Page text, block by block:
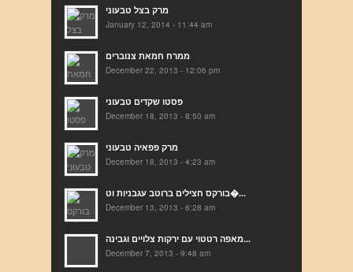
מרק בצל טבעוני
January 12, 2014 - 11:44 am
ממרח חמאת צנוברים
December 22, 2013 - 12:06 pm
פסטו שקדים טבעוני
December 18, 2013 - 8:50 am
מרק פפאיה טבעוני
December 18, 2013 - 4:23 am
בורקס חצילים ברוטב עגבניות וט�...
December 13, 2013 - 6:28 am
מאפה רטטוי עם ירקות צלויים וגבינה...
December 7, 2013 - 9:48 am